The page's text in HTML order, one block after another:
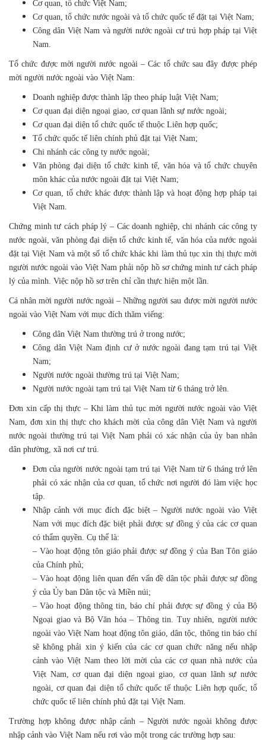
Cơ quan, tổ chức Việt Nam;
Cơ quan, tổ chức nước ngoài và tổ chức quốc tế đặt tại Việt Nam;
Công dân Việt Nam và người nước ngoài cư trú hợp pháp tại Việt
Nam.
Tổ chức được mời người nước ngoài – Các tổ chức sau đây được phép
mời người nước ngoài vào Việt Nam:
Doanh nghiệp được thành lập theo pháp luật Việt Nam;
Cơ quan đại diện ngoại giao, cơ quan lãnh sự nước ngoài;
Cơ quan đại diện tổ chức quốc tế thuộc Liên hợp quốc;
Tổ chức quốc tế liên chính phủ đặt tại Việt Nam;
Chi nhánh các công ty nước ngoài;
Văn phòng đại diện tổ chức kinh tế, văn hóa và tổ chức chuyên
môn khác của nước ngoài đặt tại Việt Nam;
Cơ quan, tổ chức khác được thành lập và hoạt động hợp pháp tại
Việt Nam.
Chứng minh tư cách pháp lý – Các doanh nghiệp, chi nhánh các công ty
nước ngoài, văn phòng đại diện tổ chức kinh tế, văn hóa của nước ngoài
đặt tại Việt Nam và một số tổ chức khác khi làm thủ tục xin thị thực mời
người nước ngoài vào Việt Nam phải nộp hồ sơ chứng minh tư cách pháp
lý của mình. Việc nộp hồ sơ trên chỉ cần thực hiện một lần.
Cá nhân mời người nước ngoài – Những người sau được mời người nước
ngoài vào Việt Nam với mục đích thăm viếng:
Công dân Việt Nam thường trú ở trong nước;
Công dân Việt Nam định cư ở nước ngoài đang tạm trú tại Việt
Nam;
Người nước ngoài thường trú tại Việt Nam;
Người nước ngoài tạm trú tại Việt Nam từ 6 tháng trở lên.
Đơn xin cấp thị thực – Khi làm thủ tục mời người nước ngoài vào Việt
Nam, đơn xin thị thực cho khách mời của công dân Việt Nam và người
nước ngoài thường trú tại Việt Nam phải có xác nhận của ủy ban nhân
dân phường, xã nơi cư trú.
Đơn của người nước ngoài tạm trú tại Việt Nam từ 6 tháng trở lên
phải có xác nhận của cơ quan, tổ chức nơi người đó làm việc học
tập.
Nhập cảnh với mục đích đặc biệt – Người nước ngoài vào Việt
Nam với mục đích đặc biệt phải được sự đồng ý của các cơ quan
có thẩm quyền. Cụ thể là:
– Vào hoạt động tôn giáo phải được sự đồng ý của Ban Tôn giáo
của Chính phủ;
– Vào hoạt động liên quan đến vấn đề dân tộc phải được sự đồng
ý của Ủy ban Dân tộc và Miền núi;
– Vào hoạt động thông tin, báo chí phải được sự đồng ý của Bộ
Ngoại giao và Bộ Văn hóa – Thông tin. Tuy nhiên, người nước
ngoài vào Việt Nam hoạt động tôn giáo, dân tộc, thông tin báo chí
sẽ không phải xin ý kiến của các cơ quan chức năng nếu nhập
cảnh vào Việt Nam theo lời mời của các cơ quan nhà nước của
Việt Nam, cơ quan đại diện ngoại giao, cơ quan lãnh sự nước
ngoài, cơ quan đại diện tổ chức quốc tế thuộc Liên hợp quốc, tổ
chức quốc tế liên chính phủ đặt tại Việt Nam.
Trường hợp không được nhập cảnh – Người nước ngoài không được
nhập cảnh vào Việt Nam nếu rơi vào một trong các trường hợp sau: